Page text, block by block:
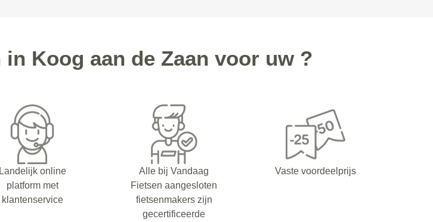
Koog aan de Zaan voor uw ?
Landelijk online
platform met
klantenservice
Alle bij Vandaag
Fietsen aangesloten
fietsenmakers zijn
gecertificeerde
Vaste voordeelprijs